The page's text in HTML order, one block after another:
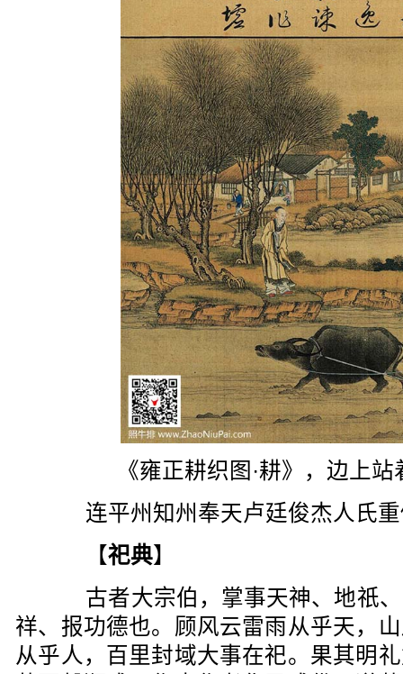
《雍正耕织图·耕》，边上
连平州知州奉天卢廷俊杰人氏重
【祀典】
古者大宗伯，掌事天神、地祇、
祥、报功德也。顾风云雷雨从乎天，
从乎人，百里封域大事在祀。果其明